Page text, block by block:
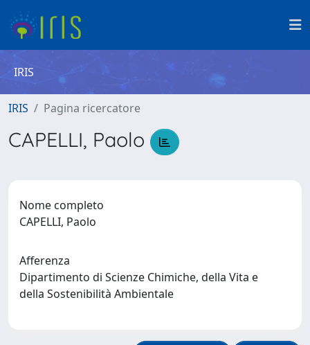
IRIS
IRIS Pagina ricercatore
CAPELLI, Paolo
Nome completo
CAPELLI, Paolo
Afferenza
Dipartimento di Scienze Chimiche, della Vita e
della Sostenibilità Ambientale